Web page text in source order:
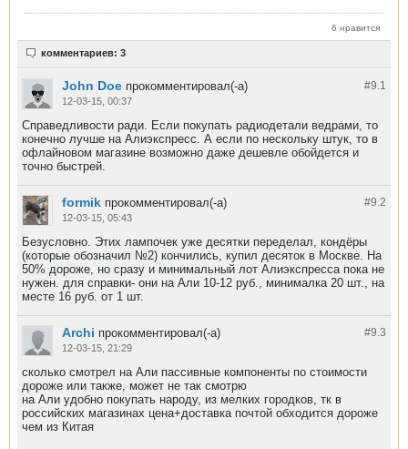
6 нравится
комментариев: 3
#9.1
John Doe прокомментировал(-а)
12-03-15, 00:37
Справедливости ради. Если покупать радиодетали ведрами, то
конечно лучше на Алиэкспресс. А если по нескольку штук, то в
офлайновом магазине возможно даже дешевле обойдется и
точно быстрей.
#9.2
formik прокомментировал(-а)
12-03-15, 05:43
Безусловно. Этих лампочек уже десятки переделал, кондёры
(которые обозначил №2) кончились, купил десяток в Москве. На
50% дороже, но сразу и минимальный лот Алиэкспресса пока не
нужен. для справки- они на Али 10-12 руб., минималка 20 шт., на
месте 16 руб. от 1 шт.
#9.3
Archi прокомментировал(-а)
12-03-15, 21:29
сколько смотрел на Али пассивные компоненты по стоимости
дороже или также, может не так смотрю
на Али удобно покупать народу, из мелких городков, тк в
российских магазинах цена+доставка почтой обходится дороже
чем из Китая